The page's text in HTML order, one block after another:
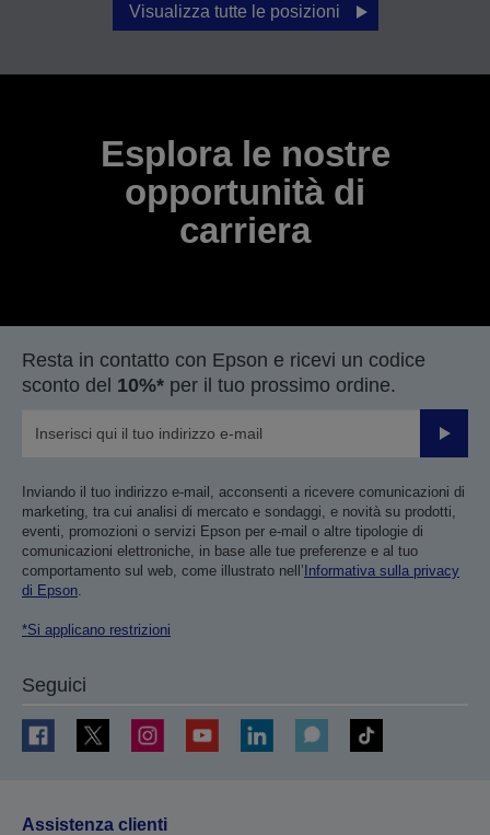
Visualizza tutte le posizioni
Esplora le nostre
opportunità di
carriera
Resta in contatto con Epson e ricevi un codice
sconto del 10%* per il tuo prossimo ordine.
Invia
Inviando il tuo indirizzo e-mail, acconsenti a ricevere comunicazioni di
marketing, tra cui analisi di mercato e sondaggi, e novità su prodotti,
eventi, promozioni o servizi Epson per e-mail o altre tipologie di
comunicazioni elettroniche, in base alle tue preferenze e al tuo
comportamento sul web, come illustrato nell’ Informativa sulla privacy
di Epson.
*Si applicano restrizioni
Seguici
Assistenza clienti